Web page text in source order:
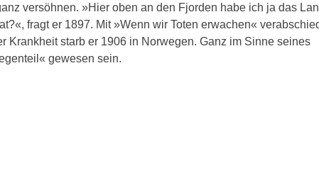
versöhnen. »Hier oben an den Fjorden habe ich ja das
fragt er 1897. Mit »Wenn wir Toten erwachen«
Krankheit starb er 1906 in Norwegen. Ganz im Sinne seines
gewesen sein.